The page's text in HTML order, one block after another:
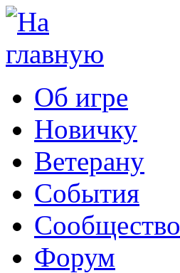
Об игре
Новичку
Ветерану
События
Сообщество
Форум